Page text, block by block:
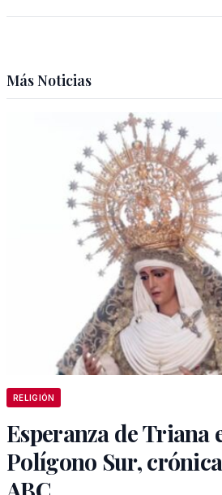
Más Noticias
RELIGIÓN
Esperanza de Triana
Polígono Sur,